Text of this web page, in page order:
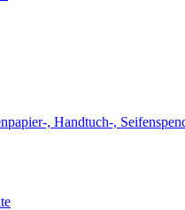
, Handtuch-,